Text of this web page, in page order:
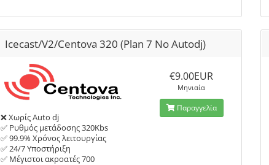
Icecast/V2/Centova 320 (Plan 7 No Autodj)
❌ Χωρίς Auto dj
✅ Ρυθμός μετάδοσης 320Kbs
✅ 99.9% Χρόνος λειτουργίας
✅ 24/7 Υποστήριξη
✅ Μέγιστοι ακροατές 700
€9.00EUR
Μηνιαία
Παραγγελία